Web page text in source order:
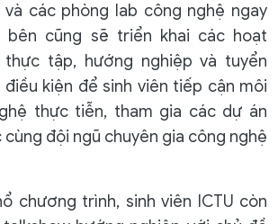
và các phòng lab công nghệ ngay
bên cũng sẽ triển khai các hoạt
tập, hướng nghiệp và tuyển
kiện để sinh viên tiếp cận môi
thực tiễn, tham gia các dự án
đội ngũ chuyên gia công nghệ
chương trình, sinh viên ICTU còn